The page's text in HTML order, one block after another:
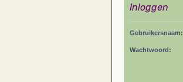
Inloggen
Gebruikersnaam:
Wachtwoord: